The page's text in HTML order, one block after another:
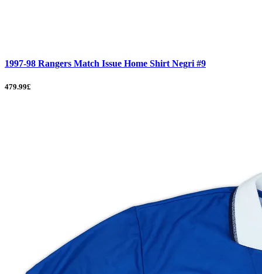
1997-98 Rangers Match Issue Home Shirt Negri #9
479.99£